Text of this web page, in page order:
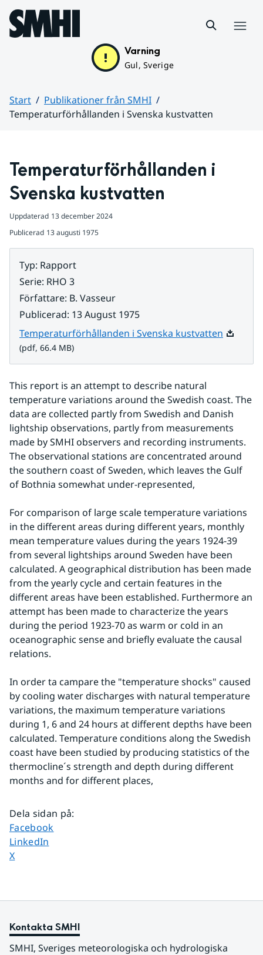
Hoppa till sidans innehåll
Varning
Gul, Sverige
Start
Publikationer från SMHI
Temperaturförhållanden i Svenska kustvatten
Temperaturförhållanden i
Svenska kustvatten
Uppdaterad 13 december 2024
Publicerad 13 augusti 1975
Typ: Rapport
Serie: RHO 3
Författare: B. Vasseur
Publicerad: 13 August 1975
Temperaturförhållanden i Svenska kustvatten Pdf,
(pdf, 66.4 MB)
This report is an attempt to describe natural
temperature variations around the Swedish coast. The
data are collected partly from Swedish and Danish
lightship observations, partly from measurements
made by SMHI observers and recording instruments.
The observational stations are concentrated around
the southern coast of Sweden, which leaves the Gulf
of Bothnia somewhat under-represented,
For comparison of large scale temperature variations
in the different areas during different years, monthly
mean temperature values during the years 1924-39
from several lightships around Sweden have been
calculated. A geographical distribution has been made
from the yearly cycle and certain features in the
different areas have been established. Furthermore an
attempt has been made to characterize the years
during the period 1923-70 as warm or cold in an
oceanographic sense and briefly evaluate the causal
relations.
In order ta campare the "temperature shocks" caused
by cooling water discharges with natural temperature
variations, the maximum temperature variations
during 1, 6 and 24 hours at different depths have been
calculated. Temperature conditions along the Swedish
coast have been studied by producing statistics of the
thermocline´s strength and depth during different
months and for different places,
Dela sidan på:
Dela sidan på
Facebook
Dela sidan på
LinkedIn
Dela sidan på
X
Kontakta SMHI
SMHI, Sveriges meteorologiska och hydrologiska